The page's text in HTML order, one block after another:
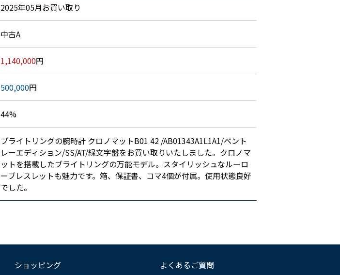
2025年05月お買い取り
中古A
1,140,000円
500,000円
44%
ブライトリングの腕時計 クロノマットB01 42 /AB01343A1L1A1/ベント
レーエディション/SS/AT/緑文字盤をお買い取りいたしました。クロノマ
ットを搭載したブライトリングの万能モデル。スタイリッシュなルーロ
ーブレスレットも魅力です。箱、保証書、コマ4個が付属。使用状態良好
でした。
ショッピング
よくあるご質問